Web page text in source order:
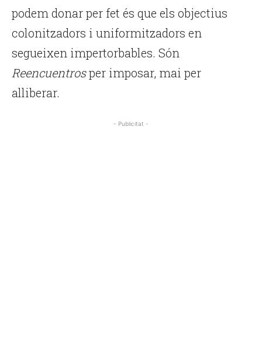
podem donar per fet és que els objectius
colonitzadors i uniformitzadors en
segueixen impertorbables. Són
Reencuentrosper imposar, mai per
alliberar.
- Publicitat -